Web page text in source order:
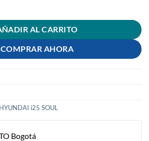
i25 SOUL cantidad
AL CARRITO
COMPRAR AHORA
i25 SOUL
Bogotá